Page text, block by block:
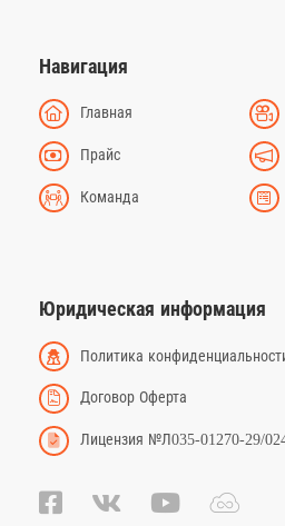
Навигация
Главная
Прайс
Команда
Юридическая информация
Политика
Договор Оферта
Лицензия №Л035-01270-29/